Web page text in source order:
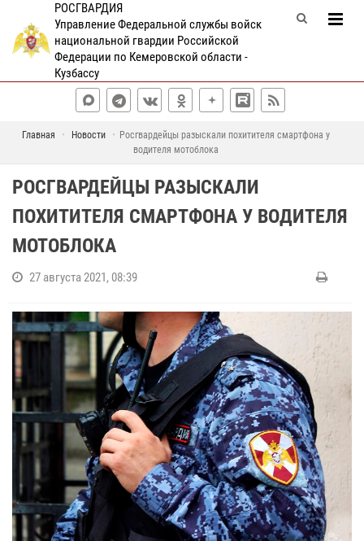
РОСГВАРДИЯ
Управление Федеральной службы войск
национальной гвардии Российской
Федерации по Кемеровской области -
Кузбассу
Главная Новости
Росгвардейцы разыскали похитителя смартфона у
водителя мотоблока
РОСГВАРДЕЙЦЫ РАЗЫСКАЛИ
ПОХИТИТЕЛЯ СМАРТФОНА У ВОДИТЕЛЯ
МОТОБЛОКА
27 августа 2021, 08:39